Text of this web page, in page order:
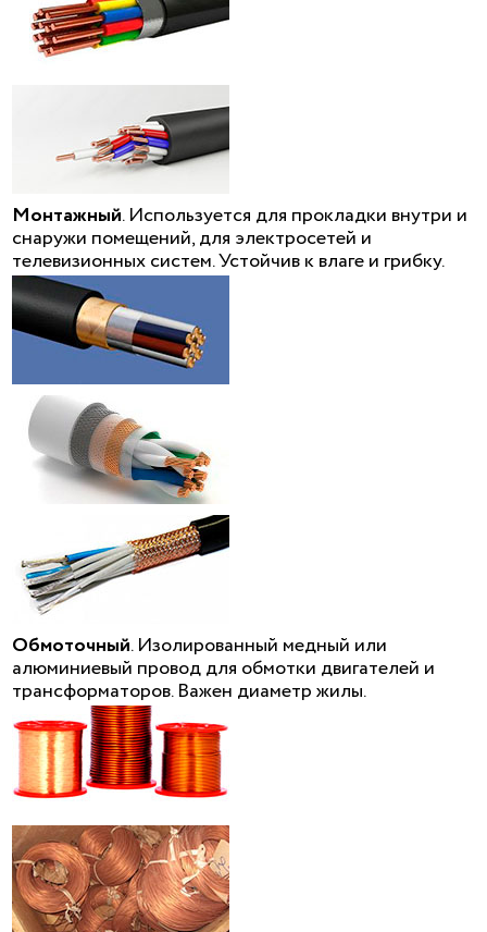
Монтажный. Используется для прокладки внутри и
снаружи помещений, для электросетей и
телевизионных систем. Устойчив к влаге и грибку.
Обмоточный. Изолированный медный или
алюминиевый провод для обмотки двигателей и
трансформаторов. Важен диаметр жилы.